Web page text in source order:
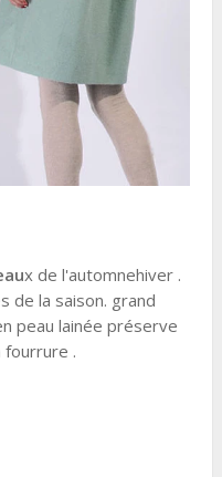
x de l'automnehiver .
de la saison. grand
peau lainée préserve
.